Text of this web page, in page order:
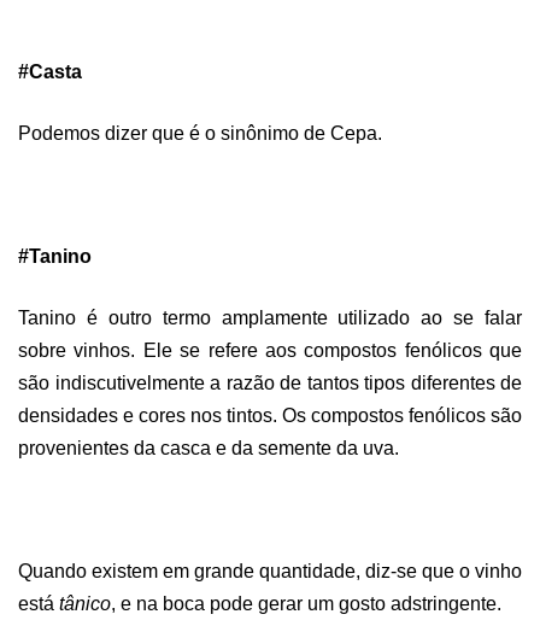
#Casta
Podemos dizer que é o sinônimo de Cepa.
#Tanino
Tanino é outro termo amplamente utilizado ao se falar
sobre vinhos. Ele se refere aos compostos fenólicos que
são indiscutivelmente a razão de tantos tipos diferentes de
densidades e cores nos tintos. Os compostos fenólicos são
provenientes da casca e da semente da uva.
Quando existem em grande quantidade, diz-se que o vinho
está tânico, e na boca pode gerar um gosto adstringente.